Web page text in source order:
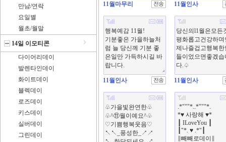
만남/연락
요일별
월초/월말
14일 이모티콘
다이어리데이
발렌타인데이
화이트데이
블렉데이
로즈데이
키스데이
실버데이
그린데이
11월마무리 11월인사
11월인사 11월인사